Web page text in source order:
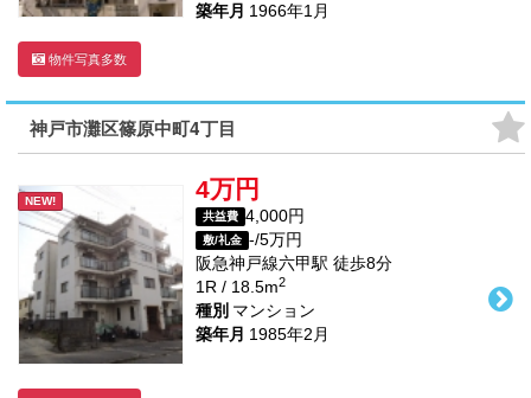
物件写真多数
築年月 1966年1月
神戸市灘区篠原中町4丁目
NEW! 4万円
共益費 4,000円
敷/礼金 -/5万円
阪急神戸線六甲駅 徒歩8分
1R / 18.5m2
種別 マンション
築年月 1985年2月